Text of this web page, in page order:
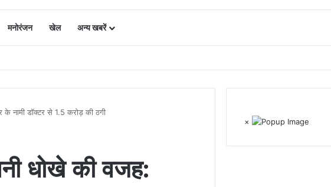
मनोरंजन खेल अन्य खबरें
डीएपी और नैनो यूरिया बने किसानों के भरोसेमंद कृषि साथी…..
के नामी डॉक्टर से 1.5 करोड़ की ठगी
धोखे की वजह:
×